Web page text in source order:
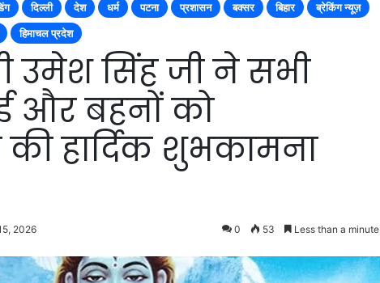
दिल्ली देश धर्म पटना प्रशासन बक्सर बिहार
ब्रेकिंग न्यूज़
हिमाचल प्रदेश
उमेश सिंह जी ने सभी
और बहनों को
की हार्दिक शुभकामना
2026 0 53 Less than a minute